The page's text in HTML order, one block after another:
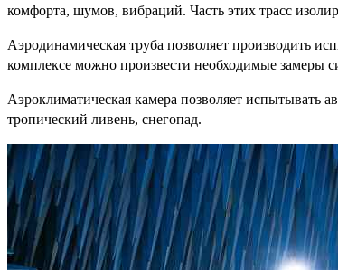
комфорта, шумов, вибраций. Часть этих трасс
Аэродинамическая труба позволяет производить
комплексе можно произвести необходимые замеры
Аэроклиматическая камера позволяет испытывать
тропический ливень, снегопад.